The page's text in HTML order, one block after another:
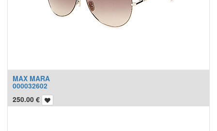
MAX MARA
000032602
250.00 €